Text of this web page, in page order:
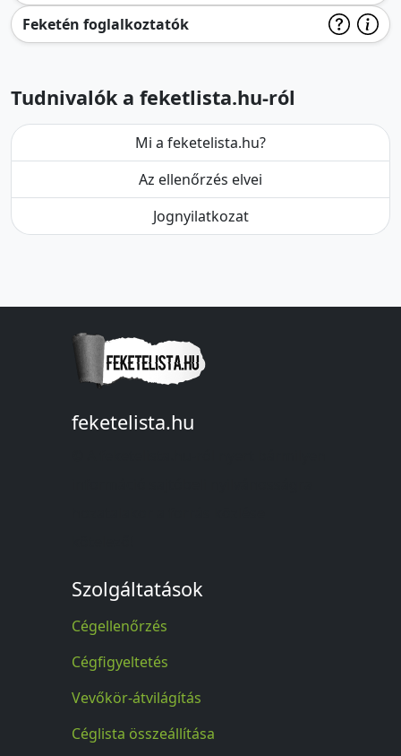
Feketén foglalkoztatók
Tudnivalók a feketlista.hu-ról
Mi a feketelista.hu?
Az ellenőrzés elvei
Jognyilatkozat
feketelista.hu
Szolgáltatások
Cégellenőrzés
Cégfigyeltetés
Vevőkör-átvilágítás
Céglista összeállítása